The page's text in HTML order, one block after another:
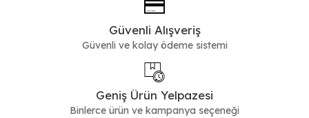
Güvenli Alışveriş
Güvenli ve kolay ödeme sistemi
Geniş Ürün Yelpazesi
Binlerce ürün ve kampanya seçeneği